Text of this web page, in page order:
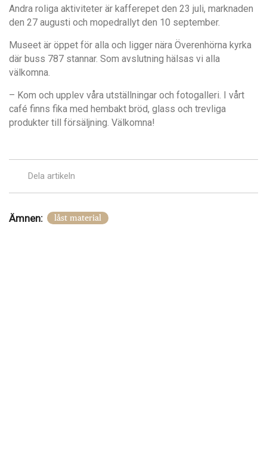
Andra roliga aktiviteter är kafferepet den 23 juli, marknaden
den 27 augusti och mopedrallyt den 10 september.
Museet är öppet för alla och ligger nära Överenhörna kyrka
där buss 787 stannar. Som avslutning hälsas vi alla
välkomna.
– Kom och upplev våra utställningar och fotogalleri. I vårt
café finns fika med hembakt bröd, glass och trevliga
produkter till försäljning. Välkomna!
Dela artikeln
Ämnen: låst material